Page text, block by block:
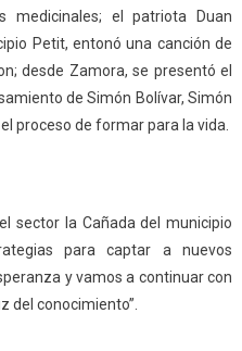
medicinales; el patriota Duan
Petit, entonó una canción de
desde Zamora, se presentó el
de Simón Bolívar, Simón
proceso de formar para la vida.
sector la Cañada del municipio
para captar a nuevos
y vamos a continuar con
del conocimiento”.